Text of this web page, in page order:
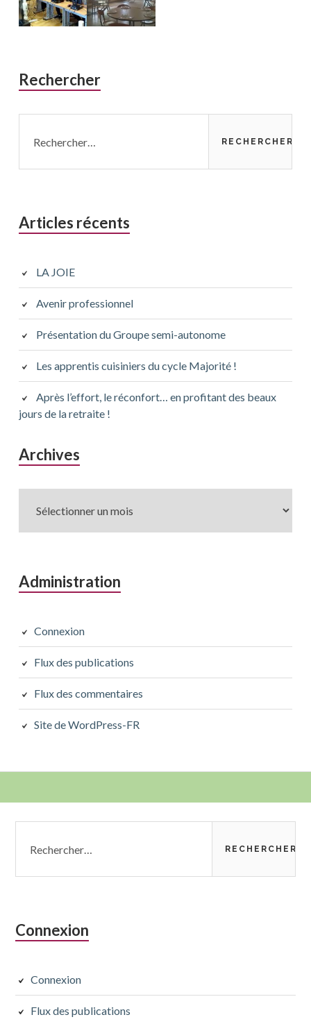
Rechercher
Articles récents
LA JOIE
Avenir professionnel
Présentation du Groupe semi-autonome
Les apprentis cuisiniers du cycle Majorité !
Après l’effort, le réconfort… en profitant des beaux
jours de la retraite !
ArchivesArchives
Administration
Connexion
Flux des publications
Flux des commentaires
Site de WordPress-FR
latérale
subsidiaire
Connexion
Connexion
Flux des publications